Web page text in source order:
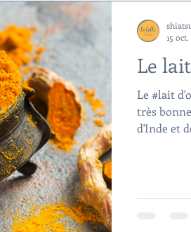
manger sainement,
crise d'angoisse, stress rêves
Le
Le #lait
très
15 oct.